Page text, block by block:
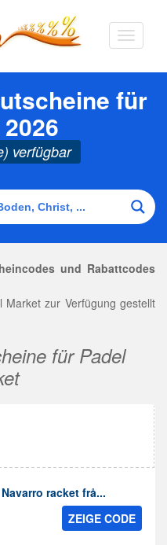
für
verfügbar
und Rabattcodes
zur Verfügung gestellt
für Padel
racket frå...
ZEIGE CODE